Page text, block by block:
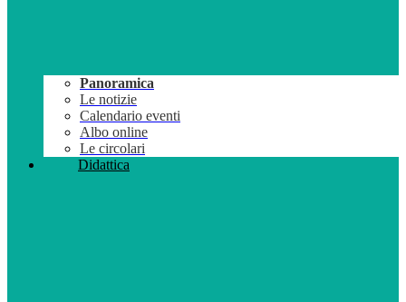
Panoramica
Le notizie
Calendario eventi
Albo online
Le circolari
Didattica